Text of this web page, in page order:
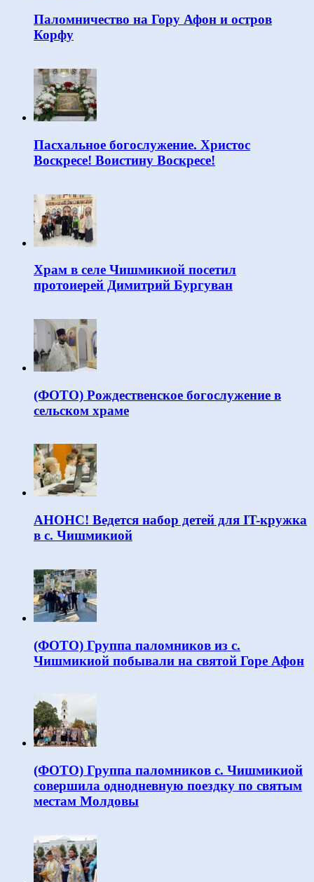
Паломничество на Гору Афон и остров
Корфу
Пасхальное богослужение. Христос
Воскресе! Воистину Воскресе!
Храм в селе Чишмикиой посетил
протоиерей Димитрий Бургуван
(ФОТО) Рождественское богослужение в
сельском храме
АНОНС! Ведется набор детей для IT-кружка
в с. Чишмикиой
(ФОТО) Группа паломников из с.
Чишмикиой побывали на святой Горе Афон
(ФОТО) Группа паломников с. Чишмикиой
совершила однодневную поездку по святым
местам Молдовы